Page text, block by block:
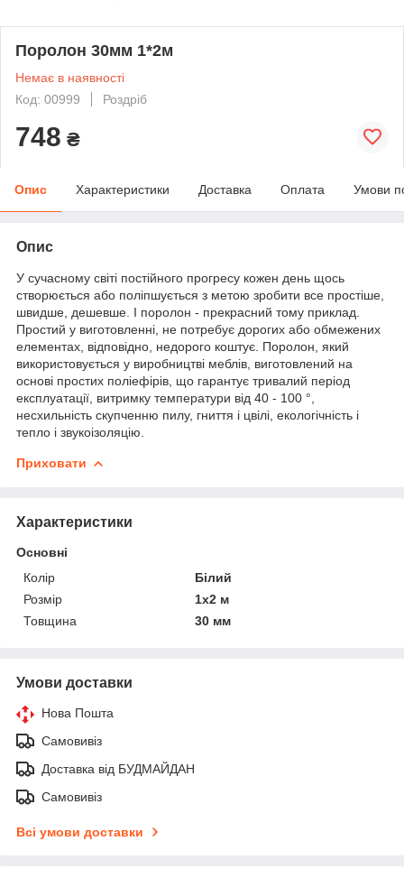
Поролон 30мм 1*2м
Немає в наявності
Код: 00999
Роздріб
748 ₴
Опис Характеристики Доставка Оплата Умови
Опис
У сучасному світі постійного прогресу кожен день щось
створюється або поліпшується з метою зробити все простіше,
швидше, дешевше. І поролон - прекрасний тому приклад.
Простий у виготовленні, не потребує дорогих або обмежених
елементах, відповідно, недорого коштує. Поролон, який
використовується у виробництві меблів, виготовлений на
основі простих поліефірів, що гарантує тривалий період
експлуатації, витримку температури від 40 - 100 °,
несхильність скупченню пилу, гниття і цвілі, екологічність і
тепло і звукоізоляцію.
Приховати
Характеристики
Основні
Колір
Білий
Розмір
1х2 м
Товщина
30 мм
Умови доставки
Нова Пошта
Самовивіз
Доставка від БУДМАЙДАН
Самовивіз
Всі умови доставки